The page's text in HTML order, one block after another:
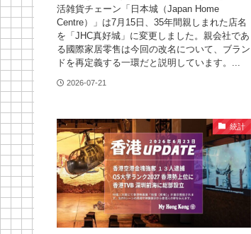
活雑貨チェーン「日本城（Japan Home
Centre）」は7月15日、35年間親しまれた店名
を「JHC真好城」に変更しました。親会社であ
る國際家居零售は今回の改名について、ブラン
ドを再定義する一環だと説明しています。...
2026-07-21
統計